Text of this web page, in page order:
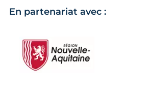
En partenariat avec :